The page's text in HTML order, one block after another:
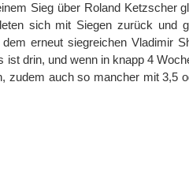
Sieg über Roland Ketzscher
sich mit Siegen zurück und
erneut siegreichen Vladimir
drin, und wenn in knapp 4
auch so mancher mit 3,5